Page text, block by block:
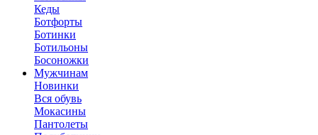
Кеды
Ботфорты
Ботинки
Ботильоны
Босоножки
Мужчинам
Новинки
Вся обувь
Мокасины
Пантолеты